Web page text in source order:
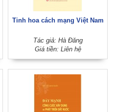
Tinh hoa cách mạng Việt Nam
Tác giả: Hà Đăng
Giá tiền: Liên hệ